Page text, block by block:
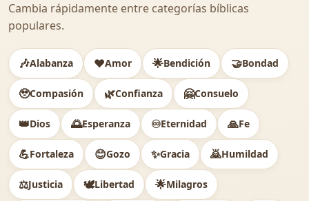
Cambia rápidamente entre categorías bíblicas
populares.
🎶Alabanza ❤️Amor 🌟Bendición 🤝Bondad
🥹Compasión 🌿Confianza 🤗Consuelo
👑Dios 🌅Esperanza ♾️Eternidad 🙏Fe
💪Fortaleza 😊Gozo ✨Gracia 🙇Humildad
⚖️Justicia 🕊Libertad 🌟Milagros